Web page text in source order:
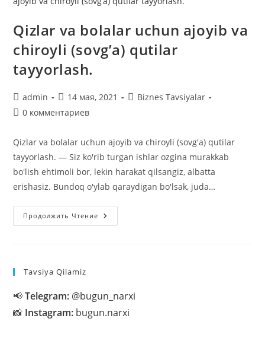
Qizlar va bolalar uchun ajoyib va
chiroyli (sovg’a) qutilar
tayyorlash.
Автор
записи:
admin
Запись
опубликована:
14 мая, 2021
Рубрика
Biznes Tavsiyalar
Комментарии
записи:
0 комментариев
Qizlar va bolalar uchun ajoyib va chiroyli (sovg'a) qutilar
tayyorlash. ― Siz ko'rib turgan ishlar ozgina murakkab
bo'lish ehtimoli bor, lekin harakat qilsangiz, albatta
erishasiz. Bundoq o'ylab qaraydigan bo'lsak, juda…
Продолжить Чтение Qizlar
Va
Tayyorlash.
Tavsiya Qilamiz
📢Telegram: @bugun_narxi
📸 Instagram: bugun.narxi